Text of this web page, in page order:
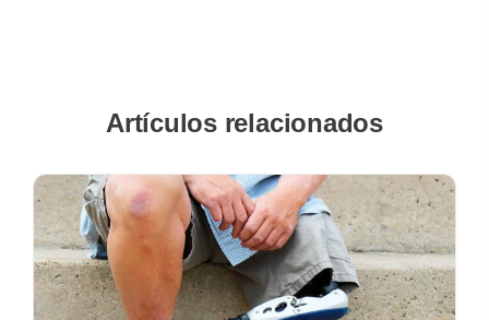
Artículos relacionados